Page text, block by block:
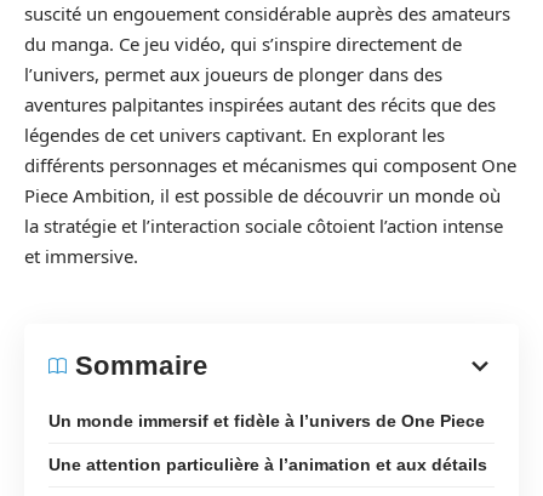
suscité un engouement considérable auprès des amateurs
du manga. Ce jeu vidéo, qui s’inspire directement de
l’univers, permet aux joueurs de plonger dans des
aventures palpitantes іnspirées autant des récits que des
légendes de cet univers captivant. En explorant les
différents personnages et mécanismes qui composent One
Piece Ambition, il est possible de découvrіr un monde où
la stratégie et l’interaction sociale côtoient l’action intense
et immersive.
Sommaire
Un monde immersif et fidèle à l’univers de One Piece
Une attention particulière à l’animation et aux détails